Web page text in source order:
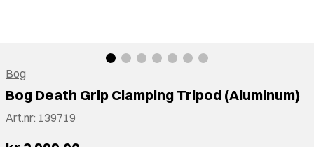
Bog
Bog Death Grip Clamping Tripod (Aluminum)
Art.nr: 139719